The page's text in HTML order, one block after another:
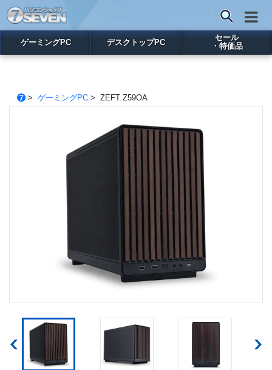
ゲーミングPC デスクトップPC
セール
・特価品
> ゲーミングPC> ZEFT Z59OA